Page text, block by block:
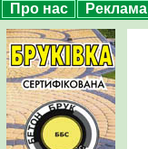
Про нас Реклама